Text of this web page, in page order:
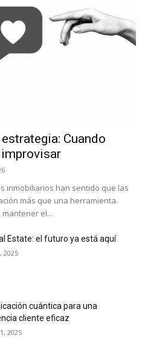
Cuando
inmobiliarios han sentido que las
más que una herramienta.
el...
Estate: el futuro ya está aquí
2025
cuántica para una
cliente eficaz
2025